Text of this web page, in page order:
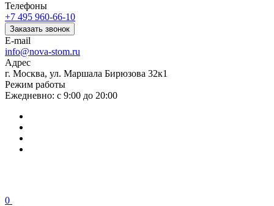
Телефоны
+7 495 960-66-10
Заказать звонок
E-mail
info@nova-stom.ru
Адрес
г. Москва, ул. Маршала Бирюзова 32к1
Режим работы
Ежедневно: с 9:00 до 20:00
0